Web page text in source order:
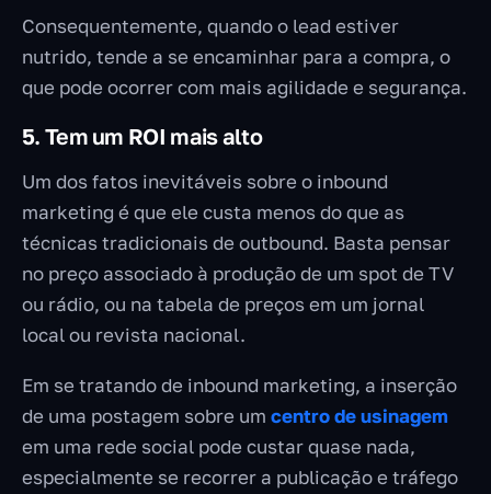
Consequentemente, quando o lead estiver
nutrido, tende a se encaminhar para a compra, o
que pode ocorrer com mais agilidade e segurança.
5. Tem um ROI mais alto
Um dos fatos inevitáveis ​​sobre o inbound
marketing é que ele custa menos do que as
técnicas tradicionais de outbound. Basta pensar
no preço associado à produção de um spot de TV
ou rádio, ou na tabela de preços em um jornal
local ou revista nacional.
Em se tratando de inbound marketing, a inserção
de uma postagem sobre um centro de usinagem
em uma rede social pode custar quase nada,
especialmente se recorrer a publicação e tráfego